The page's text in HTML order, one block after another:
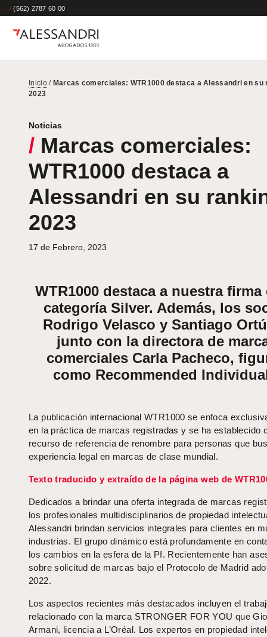
/ (562) 2787 60 00
Inicio/ Marcas comerciales: WTR1000 destaca a Alessandri en su
2023
Noticias
/ Marcas comerciales:
WTR1000 destaca a
Alessandri en su
2023
17 de Febrero, 2023
WTR1000 destaca a nuestra firma
categoría Silver. Además, los
Rodrigo Velasco y Santiago
junto con la directora de
comerciales Carla Pacheco,
como Recommended
La publicación internacional WTR1000 se enfoca
en la práctica de marcas registradas y se ha establecido
recurso de referencia de renombre para personas que
experiencia legal en marcas de clase mundial.
Texto traducido y extraído de la página web de
Dedicados a brindar una oferta integrada de marcas
los profesionales multidisciplinarios de propiedad
Alessandri brindan servicios integrales para clientes en
industrias. El grupo dinámico está profundamente en
los cambios en la esfera de la PI. Recientemente han
sobre solicitud de marcas bajo el Protocolo de Madrid
2022.
Los aspectos recientes más destacados incluyen el
relacionado con la marca STRONGER FOR YOU que
Armani, licencia a L’Oréal. Los expertos en propiedad